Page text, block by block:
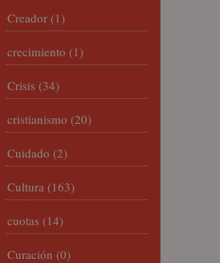
Creador (1)
crecimiento (1)
Crisis (34)
cristianismo (20)
Cuidado (2)
Cultura (163)
cuotas (14)
Curación (0)